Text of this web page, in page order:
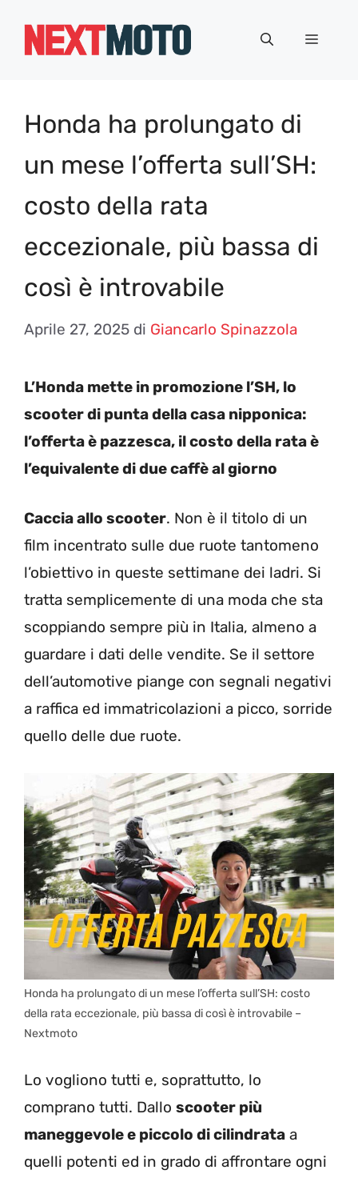
Menu
Honda ha prolungato di
un mese l’offerta sull’SH:
costo della rata
eccezionale, più bassa di
così è introvabile
Aprile 27, 2025 di Giancarlo Spinazzola
L’Honda mette in promozione l’SH, lo
scooter di punta della casa nipponica:
l’offerta è pazzesca, il costo della rata è
l’equivalente di due caffè al giorno
Caccia allo scooter. Non è il titolo di un
film incentrato sulle due ruote tantomeno
l’obiettivo in queste settimane dei ladri. Si
tratta semplicemente di una moda che sta
scoppiando sempre più in Italia, almeno a
guardare i dati delle vendite. Se il settore
dell’automotive piange con segnali negativi
a raffica ed immatricolazioni a picco, sorride
quello delle due ruote.
Honda ha prolungato di un mese l’offerta sull’SH: costo
della rata eccezionale, più bassa di così è introvabile –
Nextmoto
Lo vogliono tutti e, soprattutto, lo
comprano tutti. Dallo scooter più
maneggevole e piccolo di cilindrata a
quelli potenti ed in grado di affrontare ogni